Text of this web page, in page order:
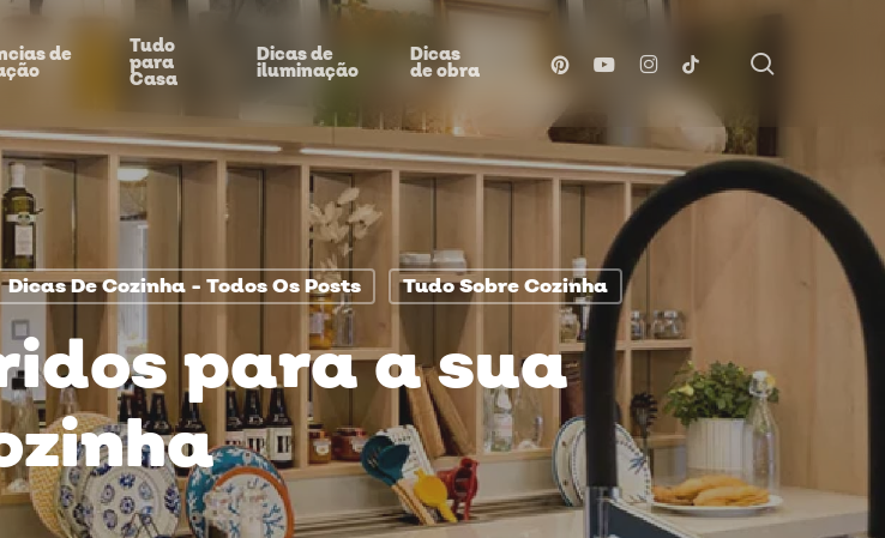
de Tudo
para
Casa
Dicas de
iluminação
Dicas
de obra pinterestyoutubeinstagram
tiktok
Dicas De Cozinha - Todos Os Posts Tudo Sobre Cozinha
para a sua